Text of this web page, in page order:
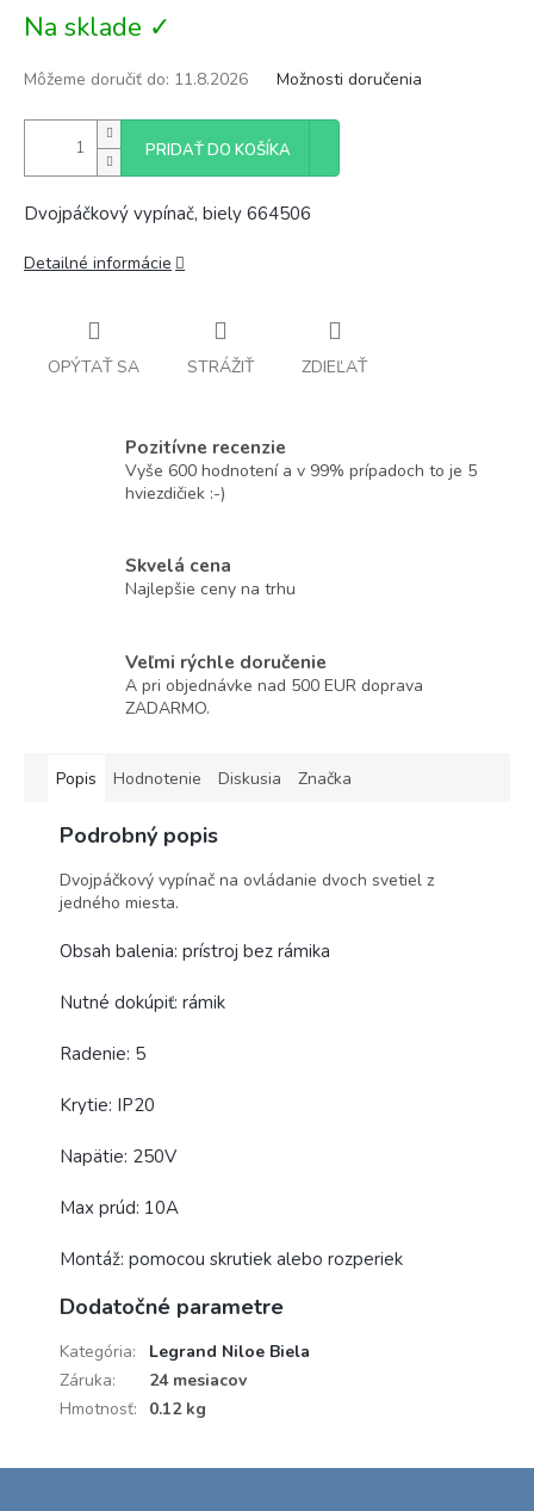
cena:
Na sklade ✓
Môžeme doručiť do: 11.8.2026 Možnosti doručenia
PRIDAŤ DO KOŠÍKA
Dvojpáčkový vypínač, biely 664506
Detailné informácie
OPÝTAŤ SA STRÁŽIŤ ZDIEĽAŤ
Pozitívne recenzie
Vyše 600 hodnotení a v 99% prípadoch to je 5
hviezdičiek :-)
Skvelá cena
Najlepšie ceny na trhu
Veľmi rýchle doručenie
A pri objednávke nad 500 EUR doprava
ZADARMO.
Popis Hodnotenie Diskusia Značka
Podrobný popis
Dvojpáčkový vypínač na ovládanie dvoch svetiel z
jedného miesta.
Obsah balenia: prístroj bez rámika
Nutné dokúpiť: rámik
Radenie: 5
Krytie: IP20
Napätie: 250V
Max prúd: 10A
Montáž: pomocou skrutiek alebo rozperiek
Dodatočné parametre
Kategória:
Legrand Niloe Biela
Záruka:
24 mesiacov
Hmotnosť: 0.12 kg